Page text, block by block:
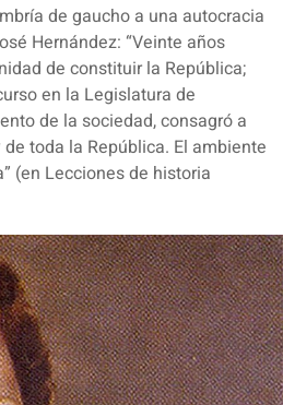
de gaucho a una autocracia
Hernández: “Veinte años
de constituir la República;
en la Legislatura de
de la sociedad, consagró a
toda la República. El ambiente
(en Lecciones de historia